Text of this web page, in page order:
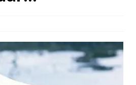
confiné!